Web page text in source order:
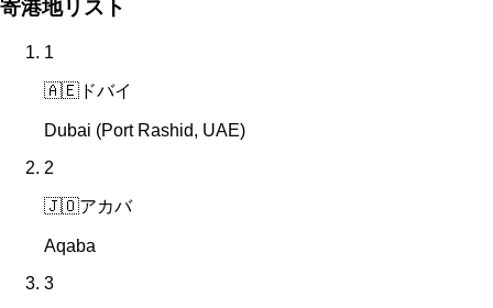
寄港地リスト
1
🇦🇪 ドバイ
Dubai (Port Rashid, UAE)
2
🇯🇴アカバ
Aqaba
3